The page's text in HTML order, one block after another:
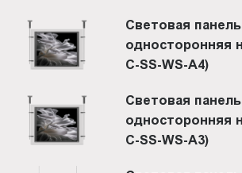
Световая
односторонняя
C-SS-WS-A4)
Световая
односторонняя
C-SS-WS-A3)